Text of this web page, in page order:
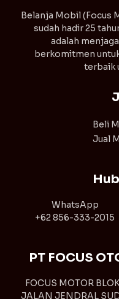
⁠Belanja Mobil (Focus
sudah hadir 25
adalah
berkomitmen
terbaik
Beli
Jual
WhatsApp
+62 856-333-2015
PT FOCUS
FOCUS MOTOR
JALAN JENDRAL